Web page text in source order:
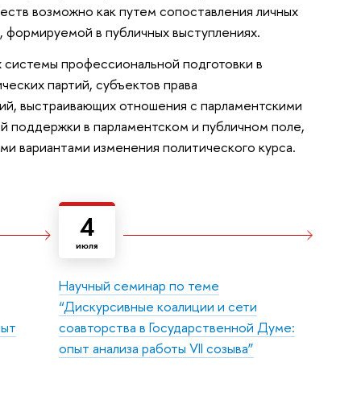
возможно как путем сопоставления личных
в публичных выступлениях.
профессиональной подготовки в
партий, субъектов права
выстраивающих отношения с парламентскими
поддержки в парламентском и публичном поле,
вариантами изменения политического курса.
4
июля
Научный семинар по теме
“Дискурсивные коалиции и сети
соавторства в Государственной Думе:
опыт анализа работы VII созыва”